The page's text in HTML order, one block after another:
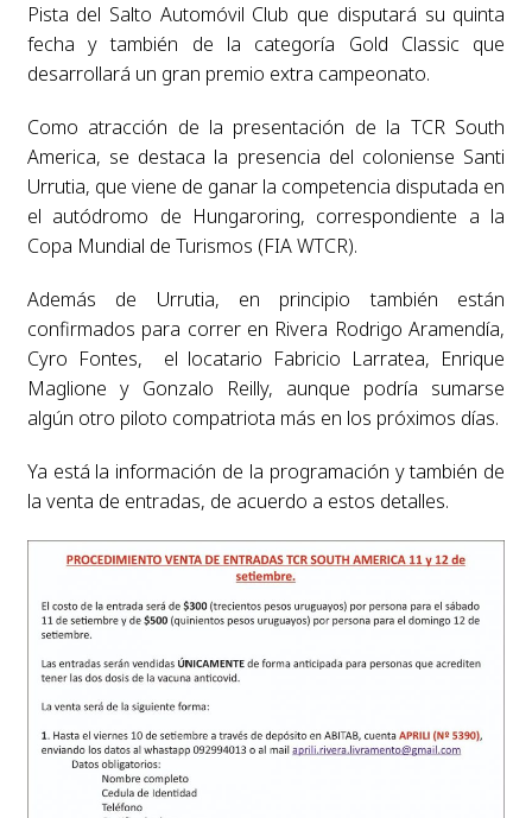
Pista del Salto Automóvil Club que disputará su quinta
fecha y también de la categoría Gold Classic que
desarrollará un gran premio extra campeonato.
Como atracción de la presentación de la TCR South
America, se destaca la presencia del coloniense Santi
Urrutia, que viene de ganar la competencia disputada en
el autódromo de Hungaroring, correspondiente a la
Copa Mundial de Turismos (FIA WTCR).
Además de Urrutia, en principio también están
confirmados para correr en Rivera Rodrigo Aramendía,
Cyro Fontes, el locatario Fabricio Larratea, Enrique
Maglione y Gonzalo Reilly, aunque podría sumarse
algún otro piloto compatriota más en los próximos días.
Ya está la información de la programación y también de
la venta de entradas, de acuerdo a estos detalles.